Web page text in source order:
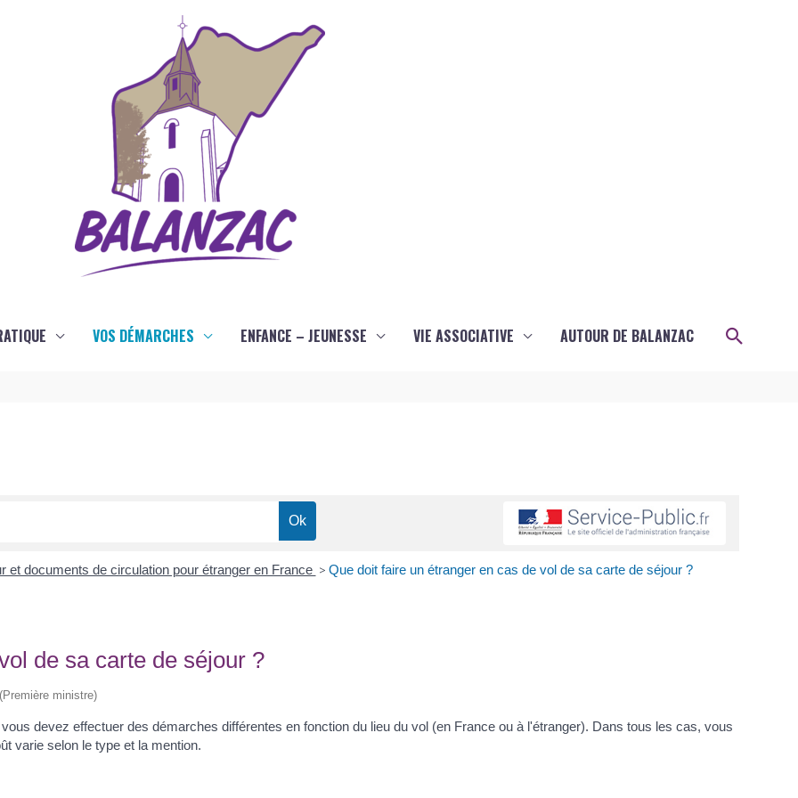
VOS DÉMARCHES ENFANCE – JEUNESSE VIE ASSOCIATIVE AUTOUR DE BALANZAC
et documents de circulation pour étranger en France > Que doit faire un étranger en cas de vol de sa carte de séjour ?
de sa carte de séjour ?
ministre)
devez effectuer des démarches différentes en fonction du lieu du vol (en France ou à l'étranger). Dans tous les cas, vous
varie selon le type et la mention.